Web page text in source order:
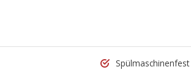
Spülmaschinenfest